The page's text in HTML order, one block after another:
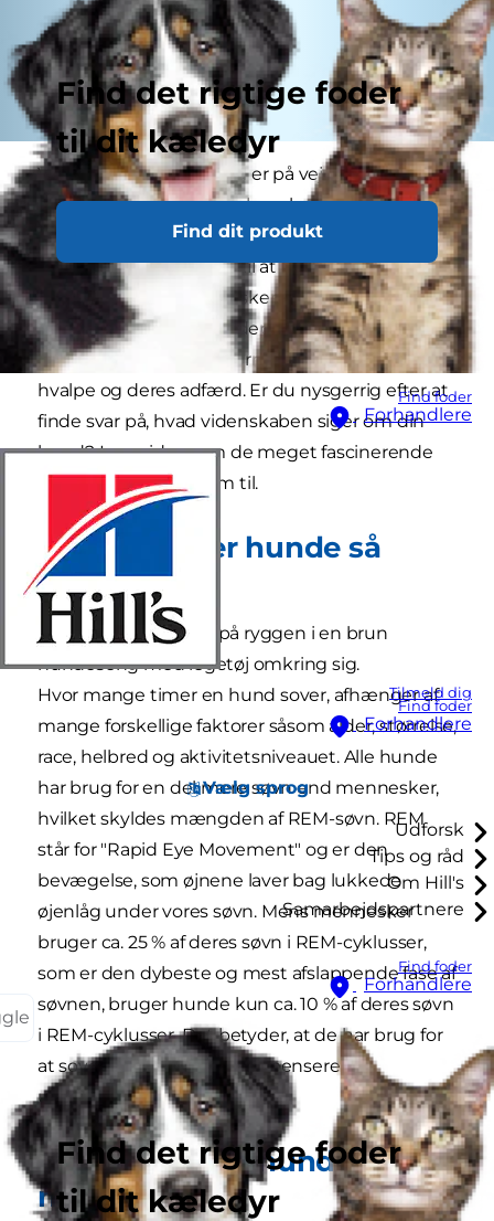
Find det rigtige foder
til dit kæledyr
Find dit produkt
Find foder
Forhandlere
Tilmeld dig
Find foder
Forhandlere
Vælg sprog
Udforsk
Tips og råd
Om Hill's
Samarbejdspartnere
Find foder
Forhandlere
Find det rigtige foder
til dit kæledyr
Viden om hundeadfærd er på vej frem i takt
med at flere og flere forskere bruger tid og
ressourcer på at forstå, hvordan vores bedste
venner har udviklet sig til at blive så tæt
forbundet med mennesker. Lige fra
hundebiologien til hundepsykologien har vi fået
en forståelse, som er større end nogensinde om
hvalpe og deres adfærd. Er du nysgerrig efter at
finde svar på, hvad videnskaben siger om din
hund? Læs videre om de meget fascinerende
ting, vi har fundet frem til.
Hvorfor sover hunde så
meget?
Hvor mange timer en hund sover, afhænger af
mange forskellige faktorer såsom alder, størrelse,
race, helbred og aktivitetsniveauet. Alle hunde
har brug for en del mere søvn end mennesker,
hvilket skyldes mængden af REM-søvn. REM
står for "Rapid Eye Movement" og er den
bevægelse, som øjnene laver bag lukkede
øjenlåg under vores søvn. Mens mennesker
bruger ca. 25 % af deres søvn i REM-cyklusser,
som er den dybeste og mest afslappende fase af
søvnen, bruger hunde kun ca. 10 % af deres søvn
i REM-cyklusser. Det betyder, at de har brug for
at sove længere for at kompensere for
ubalancen.
Hvad fortæller hunde os,
når de gøer?